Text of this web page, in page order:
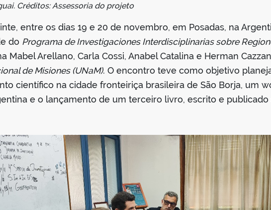
Créditos: Assessoria do projeto
entre os dias 19 e 20 de novembro, em Posadas, na
do Programa de Investigaciones Interdisciplinarias sobre
Mabel Arellano, Carla Cossi, Anabel Catalina e Herman
de Misiones (UNaM). O encontro teve como objetivo
científico na cidade fronteiriça brasileira de São Borja, um
e o lançamento de um terceiro livro, escrito e